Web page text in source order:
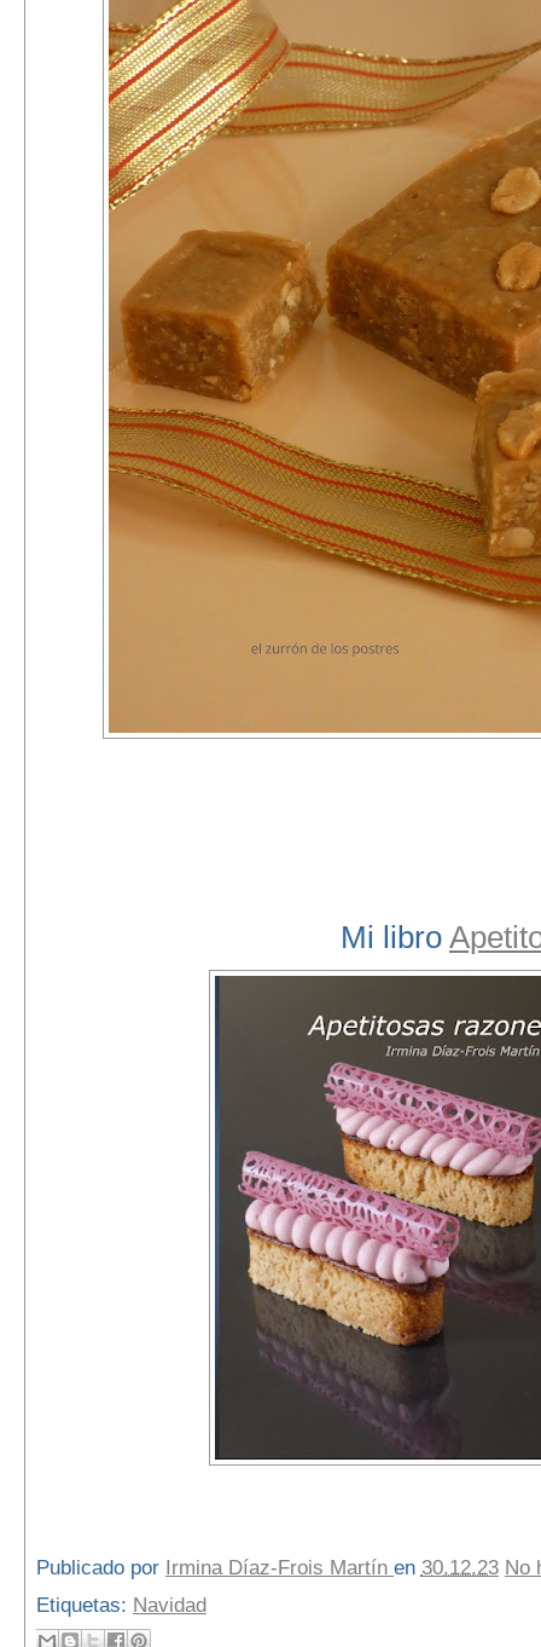
Mi libro
Publicado por Irmina Díaz-Frois Martín en 30.12.23 No
Etiquetas: Navidad